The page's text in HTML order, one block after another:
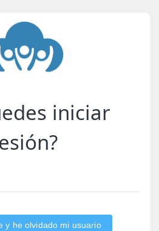
iniciar
y he olvidado mi usuario